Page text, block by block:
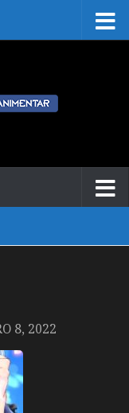
8, 2022